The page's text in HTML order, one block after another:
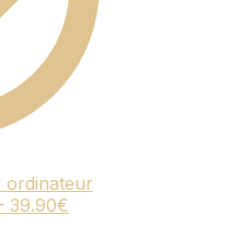
ordinateur
39.90€